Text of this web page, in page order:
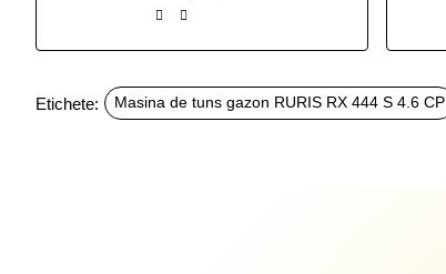
Etichete: Masina de tuns gazon RURIS RX 444 S 4.6 CP